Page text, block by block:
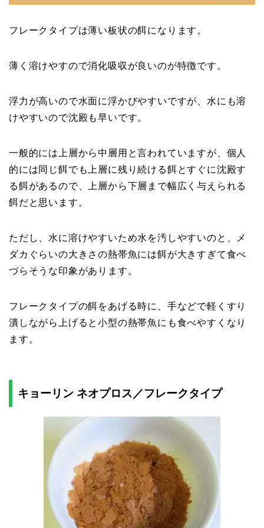
フレークタイプは薄い板状の餌になります。
薄く溶けやすので消化吸収が良いのが特徴です。
浮力が高いので水面に浮かびやすいですが、水にも溶
けやすいので沈殿も早いです。
一般的には上層から中層用と言われていますが、個人
的には同じ餌でも上層に残り続ける餌とすぐに沈殿す
る餌があるので、上層から下層まで幅広く与えられる
餌だと思います。
ただし、水に溶けやすいため水を汚しやすいのと、メ
ダカぐらいの大きさの熱帯魚には餌が大きすぎて食べ
づらそうな印象があります。
フレークタイプの餌をあげる時に、手などで軽くすり
潰しながら上げると小型の熱帯魚にも食べやすくなり
ます。
キョーリン ネオプロス／フレークタイプ